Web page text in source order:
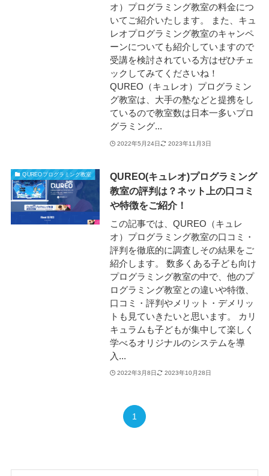
オ）プログラミング教室の料金につ
いてご紹介いたします。 また、キュ
レオプログラミング教室のキャンペ
ーンについても紹介していますので
受講を検討されている方はぜひチェ
ックしてみてくださいね！
QUREO（キュレオ）プログラミン
グ教室は、大手の塾などと提携をし
ているので教室数は日本一多いプロ
グラミング...
2022年5月24日 2023年11月3日
QUREOプログラミング教室
QUREO(キュレオ)プログラミング
教室の評判は？ネット上の口コミ
や特徴をご紹介！
この記事では、QUREO（キュレ
オ）プログラミング教室の口コミ・
評判を徹底的に調査しその結果をご
紹介します。 数多くある子ども向け
プログラミング教室の中で、他のプ
ログラミング教室との違いや特徴、
口コミ・評判やメリット・デメリッ
トも見ていきたいと思います。 カリ
キュラムも子どもが集中して楽しく
学べるオリジナルのシステムを導
入...
2022年3月8日 2023年10月28日
1